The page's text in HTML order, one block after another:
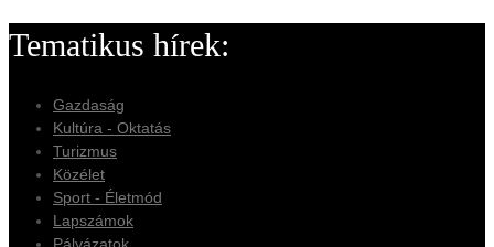
Tematikus hírek:
Gazdaság
Kultúra - Oktatás
Turizmus
Közélet
Sport - Életmód
Lapszámok
Pályázatok